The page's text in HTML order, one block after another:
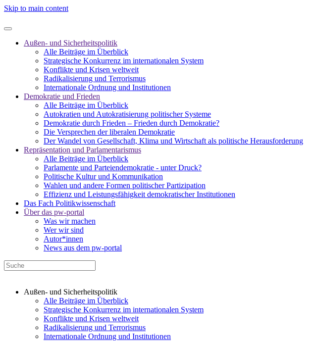
Skip to main content
Außen- und Sicherheitspolitik
Alle Beiträge im Überblick
Strategische Konkurrenz im internationalen System
Konflikte und Krisen weltweit
Radikalisierung und Terrorismus
Internationale Ordnung und Institutionen
Demokratie und Frieden
Alle Beiträge im Überblick
Autokratien und Autokratisierung politischer Systeme
Demokratie durch Frieden – Frieden durch Demokratie?
Die Versprechen der liberalen Demokratie
Der Wandel von Gesellschaft, Klima und Wirtschaft als politische Herausforderung
Repräsentation und Parlamentarismus
Alle Beiträge im Überblick
Parlamente und Parteiendemokratie - unter Druck?
Politische Kultur und Kommunikation
Wahlen und andere Formen politischer Partizipation
Effizienz und Leistungsfähigkeit demokratischer Institutionen
Das Fach Politikwissenschaft
Über das pw-portal
Was wir machen
Wer wir sind
Autor*innen
News aus dem pw-portal
Außen- und Sicherheitspolitik
Alle Beiträge im Überblick
Strategische Konkurrenz im internationalen System
Konflikte und Krisen weltweit
Radikalisierung und Terrorismus
Internationale Ordnung und Institutionen